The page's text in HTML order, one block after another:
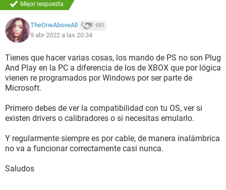
Mejor respuesta
TheOneAboveAll 991
9 abr 2022 a las 20:34
Tienes que hacer varias cosas, los mando de PS no son Plug
And Play en la PC a diferencia de los de XBOX que por lógica
vienen re programados por Windows por ser parte de
Microsoft.
Primero debes de ver la compatibilidad con tu OS, ver si
existen drivers o calibradores o si necesitas emularlo.
Y regularmente siempre es por cable, de manera inalámbrica
no va a funcionar correctamente casi nunca.
Saludos